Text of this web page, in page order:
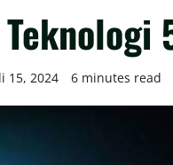
15, 2024 6 minutes read